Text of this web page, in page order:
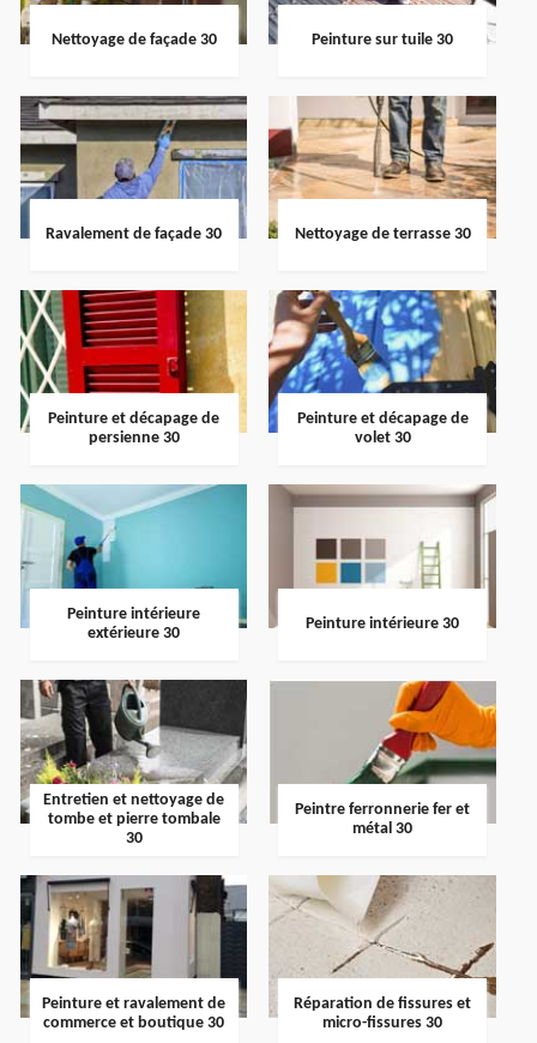
Nettoyage de façade 30 Peinture sur tuile 30
Ravalement de façade 30 Nettoyage de terrasse 30
Peinture et décapage de
persienne 30
Peinture et décapage de
volet 30
Peinture intérieure
extérieure 30
Peinture intérieure 30
Entretien et nettoyage de
tombe et pierre tombale
30
Peintre ferronnerie fer et
métal 30
Peinture et ravalement de
commerce et boutique 30
Réparation de fissures et
micro-fissures 30